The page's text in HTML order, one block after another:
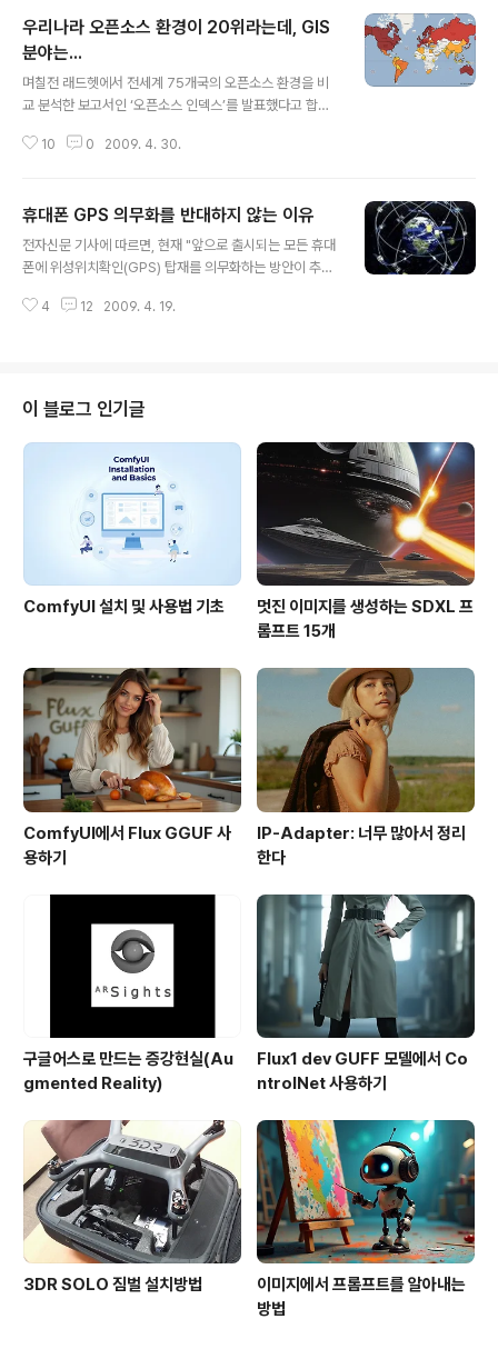
우리나라 오픈소스 환경이 20위라는데, GIS
분야는...
며칠전 래드헷에서 전세계 75개국의 오픈소스 환경을 비
교 분석한 보고서인 ‘오픈소스 인덱스’를 발표했다고 합니
문(environment) 두 가지 지표로 구분되어 있는데, 우리
했다고 합니다. 아래는 레드햇 사이트에 나온 오픈소스 환
경 지수 지도입니다. 짙은 색일 수록 환경이 좋은 것을 의미
하는데, 우리나라도 상위에 링크되어 있네요. 오픈소스 활
드려서 저는 이 결과에 아주 놀랬습니다. 기사 제목만 봤을
10 0 2009. 4. 30.
휴대폰 GPS 의무화를 반대하지 않는 이유
전자신문 기사에 따르면, 현재 "앞으로 출시되는 모든 휴대
폰에 위성위치확인(GPS) 탑재를 의무화하는 방안이 추
는 셀 방식의 LBS 수집 방법이 반경 1∼4㎞의 오차가 발
기 때문에 심각한 프라이버시 침해로 이어질 수 있다"는 등
의 문제를 들어 반대하고 있습니다. (예 : 이데일리)GPS 의
무화, 실보다 득이 크다그러나, 저는 모든 휴대폰에 GPS를
의무적으로 탑재하는 데 거부감이 많지 않습니다. 긴급구
조 목적(etnews)을 위해서도 물론 필요하지만, 잃는 것에
비해 얻는 것이 ..
4 12 2009. 4. 19.
이 블로그 인기글
ComfyUI 설치 및 사용법 기초
멋진 이미지를 생성하는 SDXL 프
롬프트 15개
ComfyUI에서 Flux GGUF 사
용하기
IP-Adapter: 너무 많아서 정리
한다
구글어스로 만드는 증강현실(Au
gmented Reality)
Flux1 dev GUFF 모델에서 Co
ntrolNet 사용하기
3DR SOLO 짐벌 설치방법
이미지에서 프롬프트를 알아내는
방법